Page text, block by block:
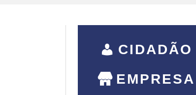
CIDADÃO
EMPRESA